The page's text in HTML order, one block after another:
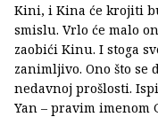
Kini, i Kina će krojiti
smislu. Vrlo će malo
zaobići Kinu. I stoga
zanimljivo. Ono što se
nedavnoj prošlosti.
Yan – pravim imenom